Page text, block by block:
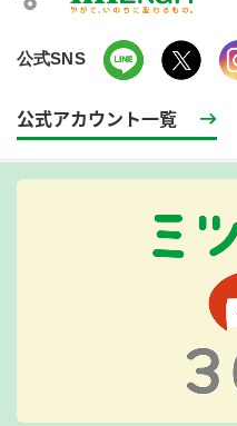
公式SNS
公式アカウント一覧